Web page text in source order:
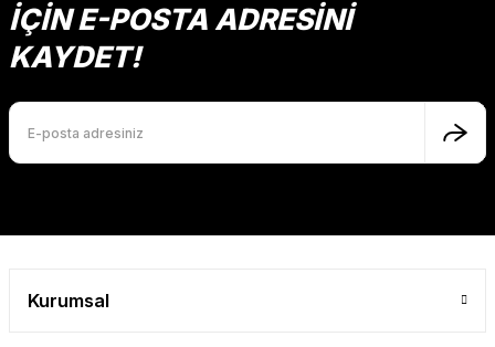
İÇİN E-POSTA ADRESİNİ
KAYDET!
Kurumsal